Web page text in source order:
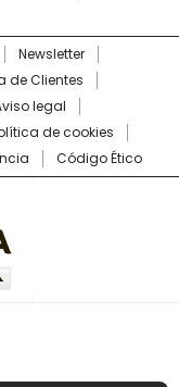
Newsletter
de Clientes
legal
de cookies
Código Ético